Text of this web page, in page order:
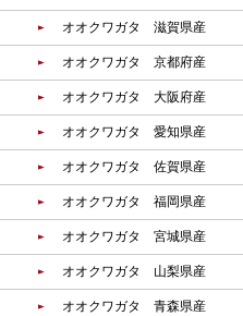
オオクワガタ 滋賀県産
オオクワガタ 京都府産
オオクワガタ 大阪府産
オオクワガタ 愛知県産
オオクワガタ 佐賀県産
オオクワガタ 福岡県産
オオクワガタ 宮城県産
オオクワガタ 山梨県産
オオクワガタ 青森県産